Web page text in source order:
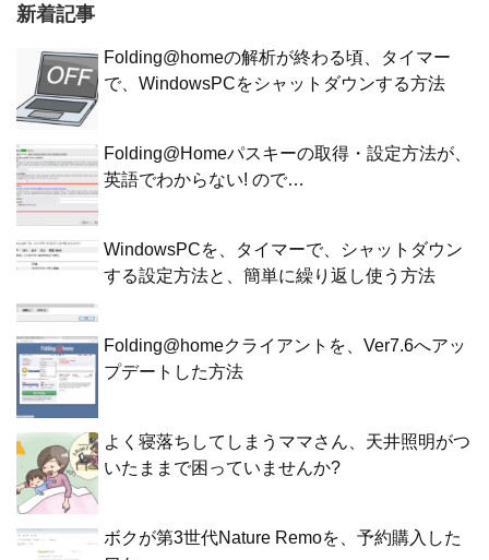
新着記事
Folding@homeの解析が終わる頃、タイマー
で、WindowsPCをシャットダウンする方法
Folding@Homeパスキーの取得・設定方法が、
英語でわからない! ので…
WindowsPCを、タイマーで、シャットダウン
する設定方法と、簡単に繰り返し使う方法
Folding@homeクライアントを、Ver7.6へアッ
プデートした方法
よく寝落ちしてしまうママさん、天井照明がつ
いたままで困っていませんか?
ボクが第3世代Nature Remoを、予約購入した